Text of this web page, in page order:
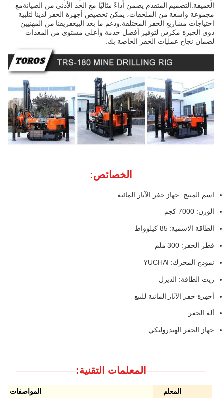
العميقة.التصميم المتقدم يضمن أداءً مثاليًا مع الحد الأدنى من الصيانةمع
مجموعة واسعة من الملحقات، يمكن تخصيص أجهزة الحفر لدينا لتلبية
احتياجات مشاريع الحفر المختلفة.ودعم ما بعد البيعفريقنا من المهنيين
ذوي الخبرة مكرس لتوفير أفضل خدمة وأعلى مستوى من المعدات
لضمان نجاح عمليات الحفر الخاصة بك.
الخصائص:
اسم المنتج: جهاز حفر الآبار المائية
الوزن: 7000 كجم
الطاقة الاسمية: 85 كيلوواط
قطر الحفر: 300 ملم
نموذج المحرك: YUCHAI
زيت الطاقة: الديزل
أجهزة حفر الآبار المائية للبيع
آلة الحفر
جهاز الحفر الهيدروليكي
المعلمات التقنية:
المعلم
المواصفات